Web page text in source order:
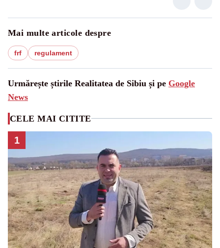
Mai multe articole despre
frf regulament
Urmărește știrile Realitatea de Sibiu și pe Google
News
CELE MAI CITITE
1